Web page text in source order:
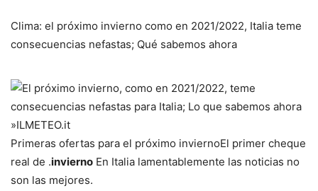
Clima: el próximo invierno como en 2021/2022, Italia teme
consecuencias nefastas; Qué sabemos ahora
Primeras ofertas para el próximo inviernoEl primer cheque
real de .invierno En Italia lamentablemente las noticias no
son las mejores.